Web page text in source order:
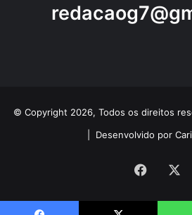
© Copyright 2026, Todos os direitos
Desenvolvido por